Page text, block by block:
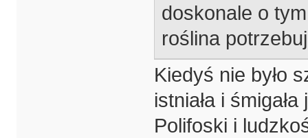
doskonale o
roślina
Kiedyś nie było
istniała i
Polifoski i